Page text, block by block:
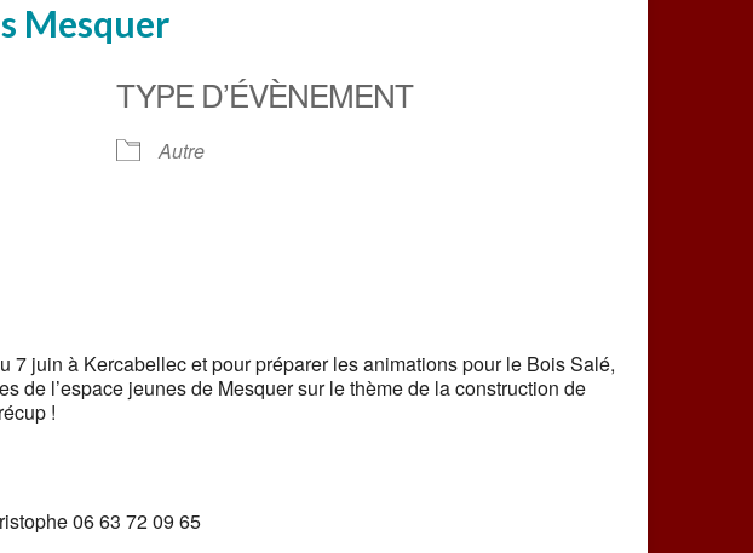
Mesquer
TYPE D’ÉVÈNEMENT
Autre
7 juin à Kercabellec et pour préparer les animations pour le Bois Salé,
de l’espace jeunes de Mesquer sur le thème de la construction de
!
06 63 72 09 65